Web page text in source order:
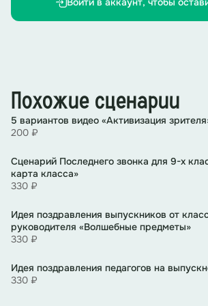
(Звучит ТРЕК 3 музыка
Ведущая 2:Говорят, время
будто замирает, заставляя нас
родителей, бабушек и дедушек с
Ведущая 1:
Ведущая 2: С кого начнем?
Ведущая 1:С самого уважаемого
Похожие сценарии
5 вариантов видео «Активизация
200 ₽
Cценарий Последнего звонка для 9-х
карта класса»
330 ₽
Идея поздравления выпускников от
руководителя «Волшебные предметы»
330 ₽
Идея поздравления педагогов на
330 ₽